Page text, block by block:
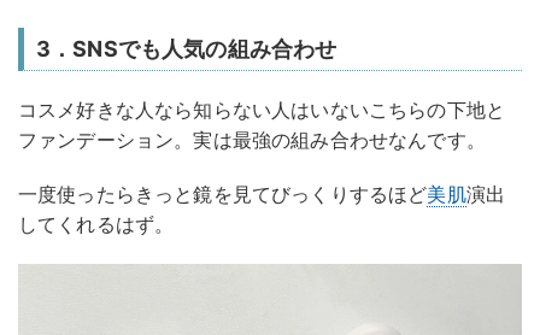
3．SNSでも人気の組み合わせ
コスメ好きな人なら知らない人はいないこちらの下地と
ファンデーション。実は最強の組み合わせなんです。
一度使ったらきっと鏡を見てびっくりするほど美肌演出
してくれるはず。